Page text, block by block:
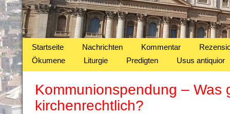
Startseite Nachrichten Kommentar
Ökumene
Liturgie Predigten Usus antiquior
Kommunionspendung – Was
kirchenrechtlich?